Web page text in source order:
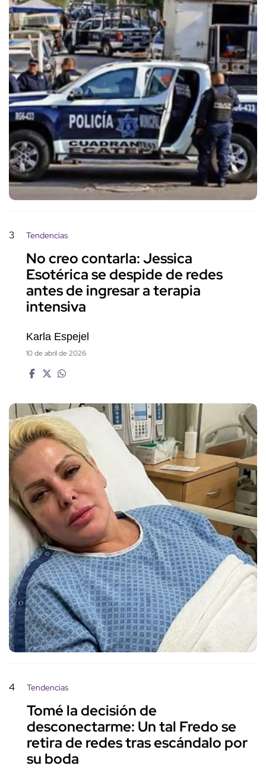
3 Tendencias
No creo contarla: Jessica
Esotérica se despide de redes
antes de ingresar a terapia
intensiva
Karla Espejel
10 de abril de 2026
4 Tendencias
Tomé la decisión de
desconectarme: Un tal Fredo se
retira de redes tras escándalo por
su boda